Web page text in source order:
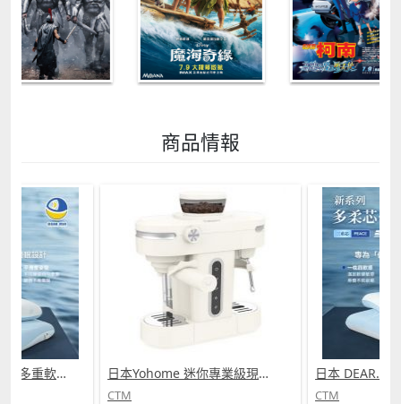
商品情報
日本 DEAR.MIN 雲感多重軟芯柔托緩壓Peace柔眠枕 (需訂貨) 日本Yohome 迷你專業級現磨鮮萃奶泡3合1半自動家庭意式咖啡機 (需訂貨)
CTM CTM